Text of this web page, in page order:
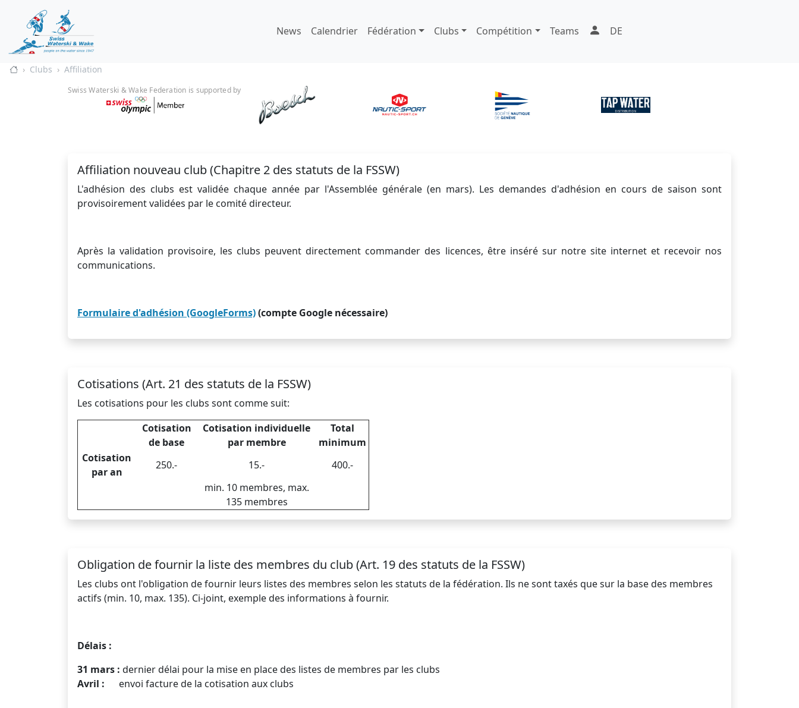
News Calendrier Fédération Clubs Compétition Teams DE
Clubs Affiliation
Swiss Waterski & Wake Federation is supported by
Affiliation nouveau club (Chapitre 2 des statuts de la FSSW)
L'adhésion des clubs est validée chaque année par l'Assemblée générale (en mars). Les demandes d'adhésion en cours de saison sont
provisoirement validées par le comité directeur.
Après la validation provisoire, les clubs peuvent directement commander des licences, être inséré sur notre site internet et recevoir nos
communications.
Formulaire d'adhésion (GoogleForms)(compte Google nécessaire)
Cotisations (Art. 21 des statuts de la FSSW)
Les cotisations pour les clubs sont comme suit:
Cotisation
de base
Cotisation individuelle
par membre
Total
minimum
Cotisation
par an
250.- 15.-
400.-
min. 10 membres, max.
135 membres
Obligation de fournir la liste des membres du club (Art. 19 des statuts de la FSSW)
Les clubs ont l'obligation de fournir leurs listes des membres selon les statuts de la fédération. Ils ne sont taxés que sur la base des membres
actifs (min. 10, max. 135). Ci-joint, exemple des informations à fournir.
Délais :
31 mars : dernier délai pour la mise en place des listes de membres par les clubs
Avril : envoi facture de la cotisation aux clubs